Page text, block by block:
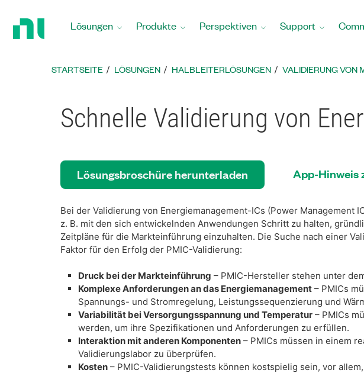
Startseite
Lösungen Produkte Perspektiven Support
STARTSEITE LÖSUNGEN HALBLEITERLÖSUNGEN VALIDIERUNG VON
Schnelle Validierung von
Lösungsbroschüre herunterladen App-Hinweis
Bei der Validierung von Energiemanagement-ICs (Power
z. B. mit den sich entwickelnden Anwendungen Schritt zu halten,
Zeitpläne für die Markteinführung einzuhalten. Die Suche nach einer
Faktor für den Erfolg der PMIC-Validierung:
Druck bei der Markteinführung – PMIC-Hersteller stehen unter
Komplexe Anforderungen an das Energiemanagement – PMICs
Spannungs- und Stromregelung, Leistungssequenzierung und
Variabilität bei Versorgungsspannung und Temperatur – PMICs
werden, um ihre Spezifikationen und Anforderungen zu erfüllen.
Interaktion mit anderen Komponenten – PMICs müssen in einem
Validierungslabor zu überprüfen.
Kosten – PMIC-Validierungstests können kostspielig sein, vor